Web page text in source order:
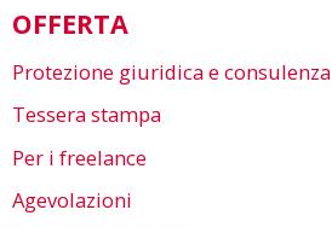
OFFERTA
Protezione giuridica e consulenza
Tessera stampa
Per i freelance
Agevolazioni